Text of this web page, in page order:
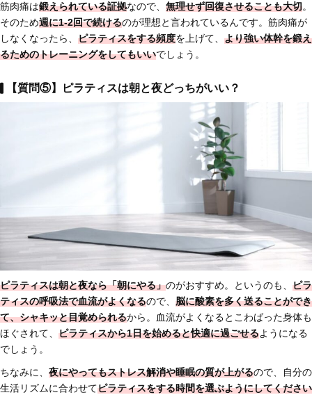
筋肉痛は鍛えられている証拠なので、 無理せず回復させることも大切。
そのため週に1-2回で続けるのが理想と言われているんです。筋肉痛が
しなくなったら、 ピラティスをする頻度を上げて、 より強い体幹を鍛え
るためのトレーニングをしてもいいでしょう。
【質問⑤】ピラティスは朝と夜どっちがいい？
ピラティスは朝と夜なら「朝にやる」のがおすすめ。というのも、 ピラ
ティスの呼吸法で血流がよくなるので、 脳に酸素を多く送ることができ
て、シャキッと目覚められるから。血流がよくなるとこわばった身体も
ほぐされて、 ピラティスから1日を始めると快適に過ごせるようになる
でしょう。
ちなみに、 夜にやってもストレス解消や睡眠の質が上がるので、自分の
生活リズムに合わせてピラティスをする時間を選ぶようにしてください